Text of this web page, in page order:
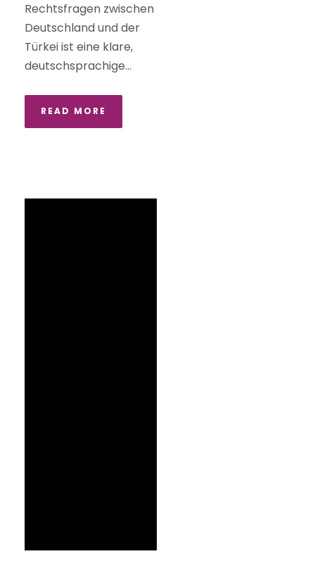
Rechtsfragen zwischen
Deutschland und der
Türkei ist eine klare,
deutschsprachige...
READ MORE